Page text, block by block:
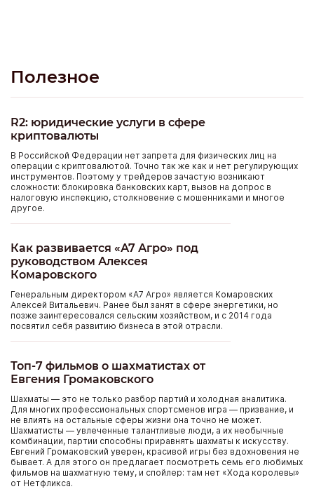
Полезное
R2: юридические услуги в сфере
криптовалюты
В Российской Федерации нет запрета для физических лиц на
операции с криптовалютой. Точно так же как и нет регулирующих
инструментов. Поэтому у трейдеров зачастую возникают
сложности: блокировка банковских карт, вызов на допрос в
налоговую инспекцию, столкновение с мошенниками и многое
другое.
Как развивается «А7 Агро» под
руководством Алексея
Комаровского
Генеральным директором «А7 Агро» является Комаровских
Алексей Витальевич. Ранее был занят в сфере энергетики, но
позже заинтересовался сельским хозяйством, и с 2014 года
посвятил себя развитию бизнеса в этой отрасли.
Топ-7 фильмов о шахматистах от
Евгения Громаковского
Шахматы — это не только разбор партий и холодная аналитика.
Для многих профессиональных спортсменов игра — призвание, и
не влиять на остальные сферы жизни она точно не может.
Шахматисты — увлеченные талантливые люди, а их необычные
комбинации, партии способны приравнять шахматы к искусству.
Евгений Громаковский уверен, красивой игры без вдохновения не
бывает. А для этого он предлагает посмотреть семь его любимых
фильмов на шахматную тему, и спойлер: там нет «Хода королевы»
от Нетфликса.